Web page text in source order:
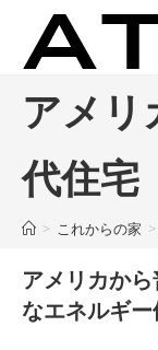
アメリ
代住宅
> これからの家 >
アメリカか
なエネルギ